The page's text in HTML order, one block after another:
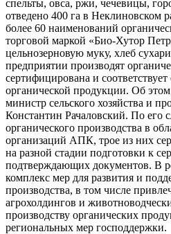
спельты, овса, ржи, чечевицы,
отведено 400 га в Неклиновском
более 60 наименований
торговой маркой «Био-Хутор
цельнозерновую муку, хлеб
предприятии производят
сертифицирована и
органической продукции. Об этом
министр сельского хозяйства и
Константин Рачаловский. По его
органического производства в
организаций АПК, трое из них
на разной стадии подготовки к
подтверждающих документов. В
комплекс мер для развития и
производства, в том числе
агрохолдингов и
производству органических
региональных мер господдержки.